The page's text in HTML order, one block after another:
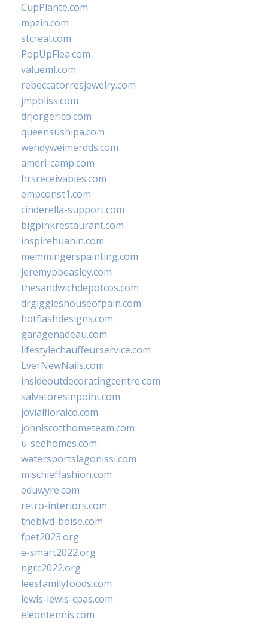
CupPlante.com
mpzin.com
stcreal.com
PopUpFlea.com
valueml.com
rebeccatorresjewelry.com
jmpbliss.com
drjorgerico.com
queensushipa.com
wendyweimerdds.com
ameri-camp.com
hrsreceivables.com
empconst1.com
cinderella-support.com
bigpinkrestaurant.com
inspirehuahin.com
memmingerspainting.com
jeremypbeasley.com
thesandwichdepotcos.com
drgiggleshouseofpain.com
hotflashdesigns.com
garagenadeau.com
lifestylechauffeurservice.com
EverNewNails.com
insideoutdecoratingcentre.com
salvatoresinpoint.com
jovialfloralco.com
johnlscotthometeam.com
u-seehomes.com
watersportslagonissi.com
mischieffashion.com
eduwyre.com
retro-interiors.com
theblvd-boise.com
fpet2023.org
e-smart2022.org
ngrc2022.org
leesfamilyfoods.com
lewis-lewis-cpas.com
eleontennis.com